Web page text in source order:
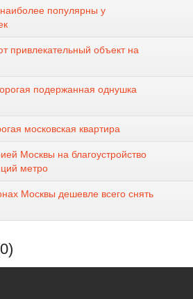
популярны у
привлекательный объект на
подержанная однушка
московская квартира
Москвы на благоустройство
метро
Москвы дешевле всего снять